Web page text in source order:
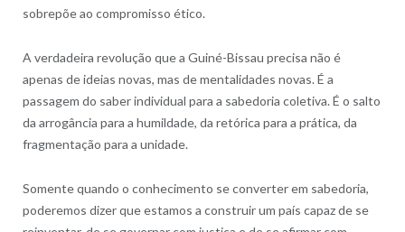
sobrepõe ao compromisso ético.
A verdadeira revolução que a Guiné-Bissau precisa não é
apenas de ideias novas, mas de mentalidades novas. É a
passagem do saber individual para a sabedoria coletiva. É o salto
da arrogância para a humildade, da retórica para a prática, da
fragmentação para a unidade.
Somente quando o conhecimento se converter em sabedoria,
poderemos dizer que estamos a construir um país capaz de se